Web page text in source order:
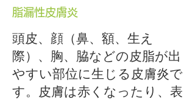
脂漏性皮膚炎
頭皮、顔（鼻、額、生え
際）、胸、脇などの皮脂が出
やすい部位に生じる皮膚炎で
す。皮膚は赤くなったり、表